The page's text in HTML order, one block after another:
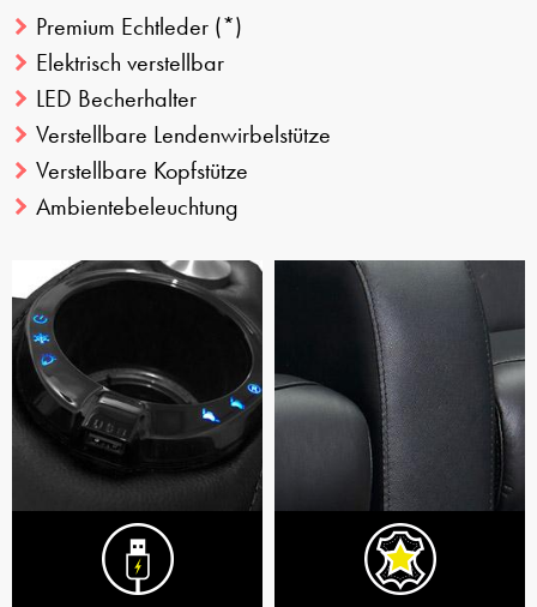
Premium Echtleder (*)
Elektrisch verstellbar
LED Becherhalter
Verstellbare Lendenwirbelstütze
Verstellbare Kopfstütze
Ambientebeleuchtung